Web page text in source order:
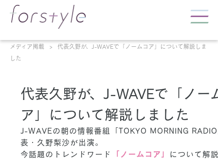
メディア掲載
代表久野が、J-WAVEで「ノームコア」について解説しま
した
代表久野が、J-WAVEで「ノー
ア」について解説しました
J-WAVEの朝の情報番組「TOKYO MORNING
表・久野梨沙が出演。
今話題のトレンドワード
「ノームコア」 について解